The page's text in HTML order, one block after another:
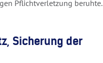
Pflichtverletzung beruhte.
Sicherung der